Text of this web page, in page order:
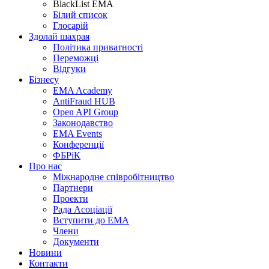
BlackList EMA
Білий список
Глосарій
Здолай шахрая
Політика приватності
Переможцi
Відгуки
Бізнесу
EMA Academy
AntiFraud HUB
Open API Group
Законодавство
EMA Events
Конференції
ФБРіК
Про нас
Міжнародне співробітництво
Партнери
Проекти
Рада Асоціації
Вступити до ЕМА
Члени
Документи
Новини
Контакти